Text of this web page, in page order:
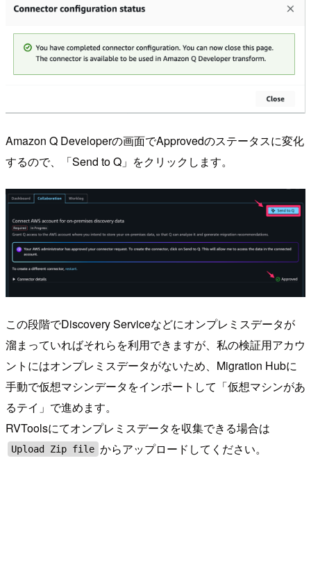
Amazon Q Developerの画面でApprovedのステータスに変化
するので、「Send to Q」をクリックします。
この段階でDiscovery Serviceなどにオンプレミスデータが
溜まっていればそれらを利用できますが、私の検証用アカウ
ントにはオンプレミスデータがないため、Migration Hubに
手動で仮想マシンデータをインポートして「仮想マシンがあ
るテイ」で進めます。
RVToolsにてオンプレミスデータを収集できる場合は
Upload Zip file からアップロードしてください。